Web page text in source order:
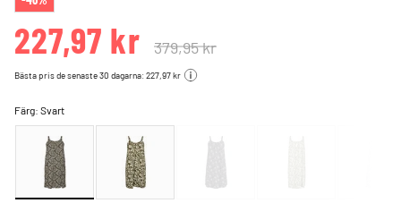
227,97 kr 379,95 kr
Bästa pris de senaste 30 dagarna: 227,97 kr
Färg:Svart